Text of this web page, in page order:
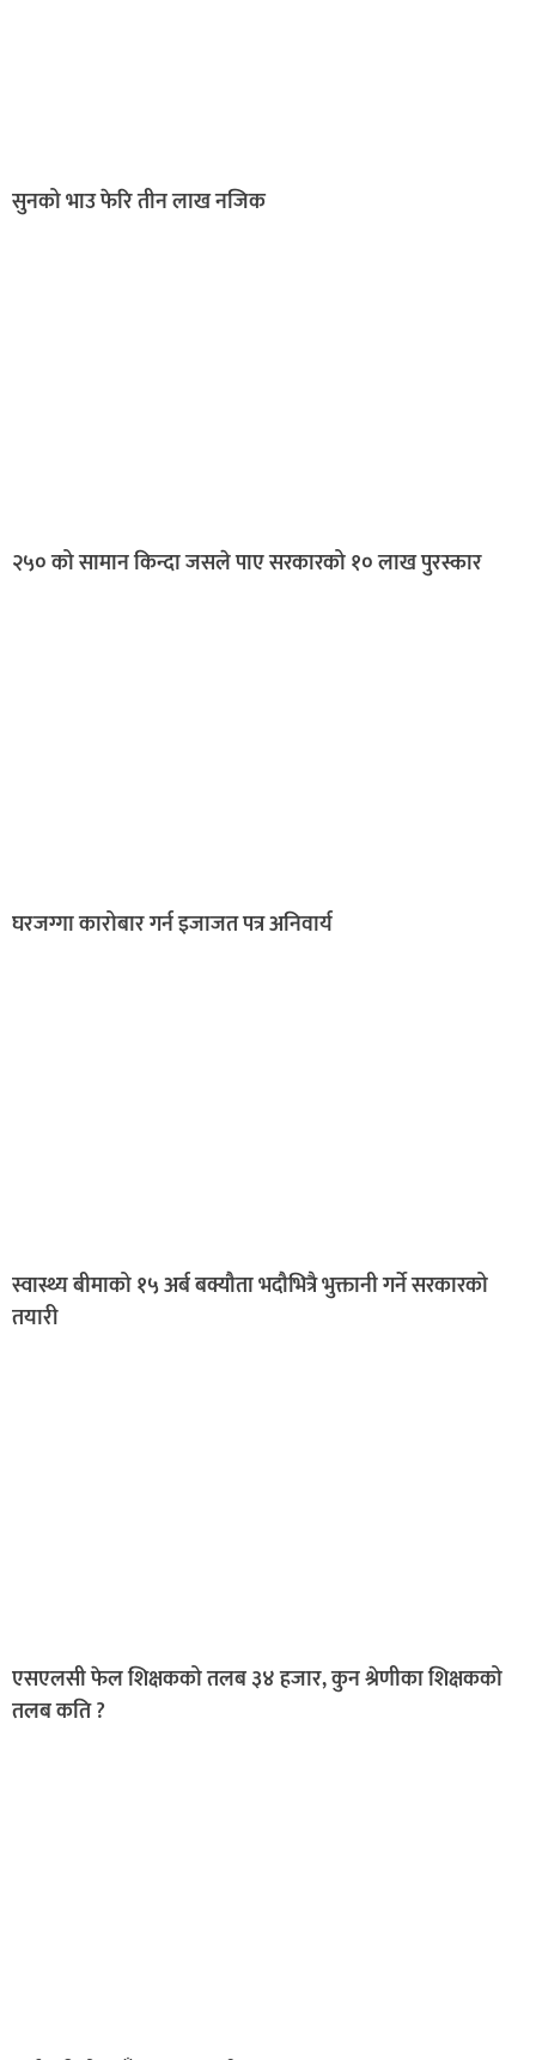
सुनको भाउ फेरि तीन लाख नजिक
२५० को सामान किन्दा जसले पाए सरकारको १० लाख पुरस्कार
घरजग्गा कारोबार गर्न इजाजत पत्र अनिवार्य
स्वास्थ्य बीमाको १५ अर्ब बक्यौता भदौभित्रै भुक्तानी गर्ने सरकारको
तयारी
एसएलसी फेल शिक्षकको तलब ३४ हजार, कुन श्रेणीका शिक्षकको
तलब कति ?